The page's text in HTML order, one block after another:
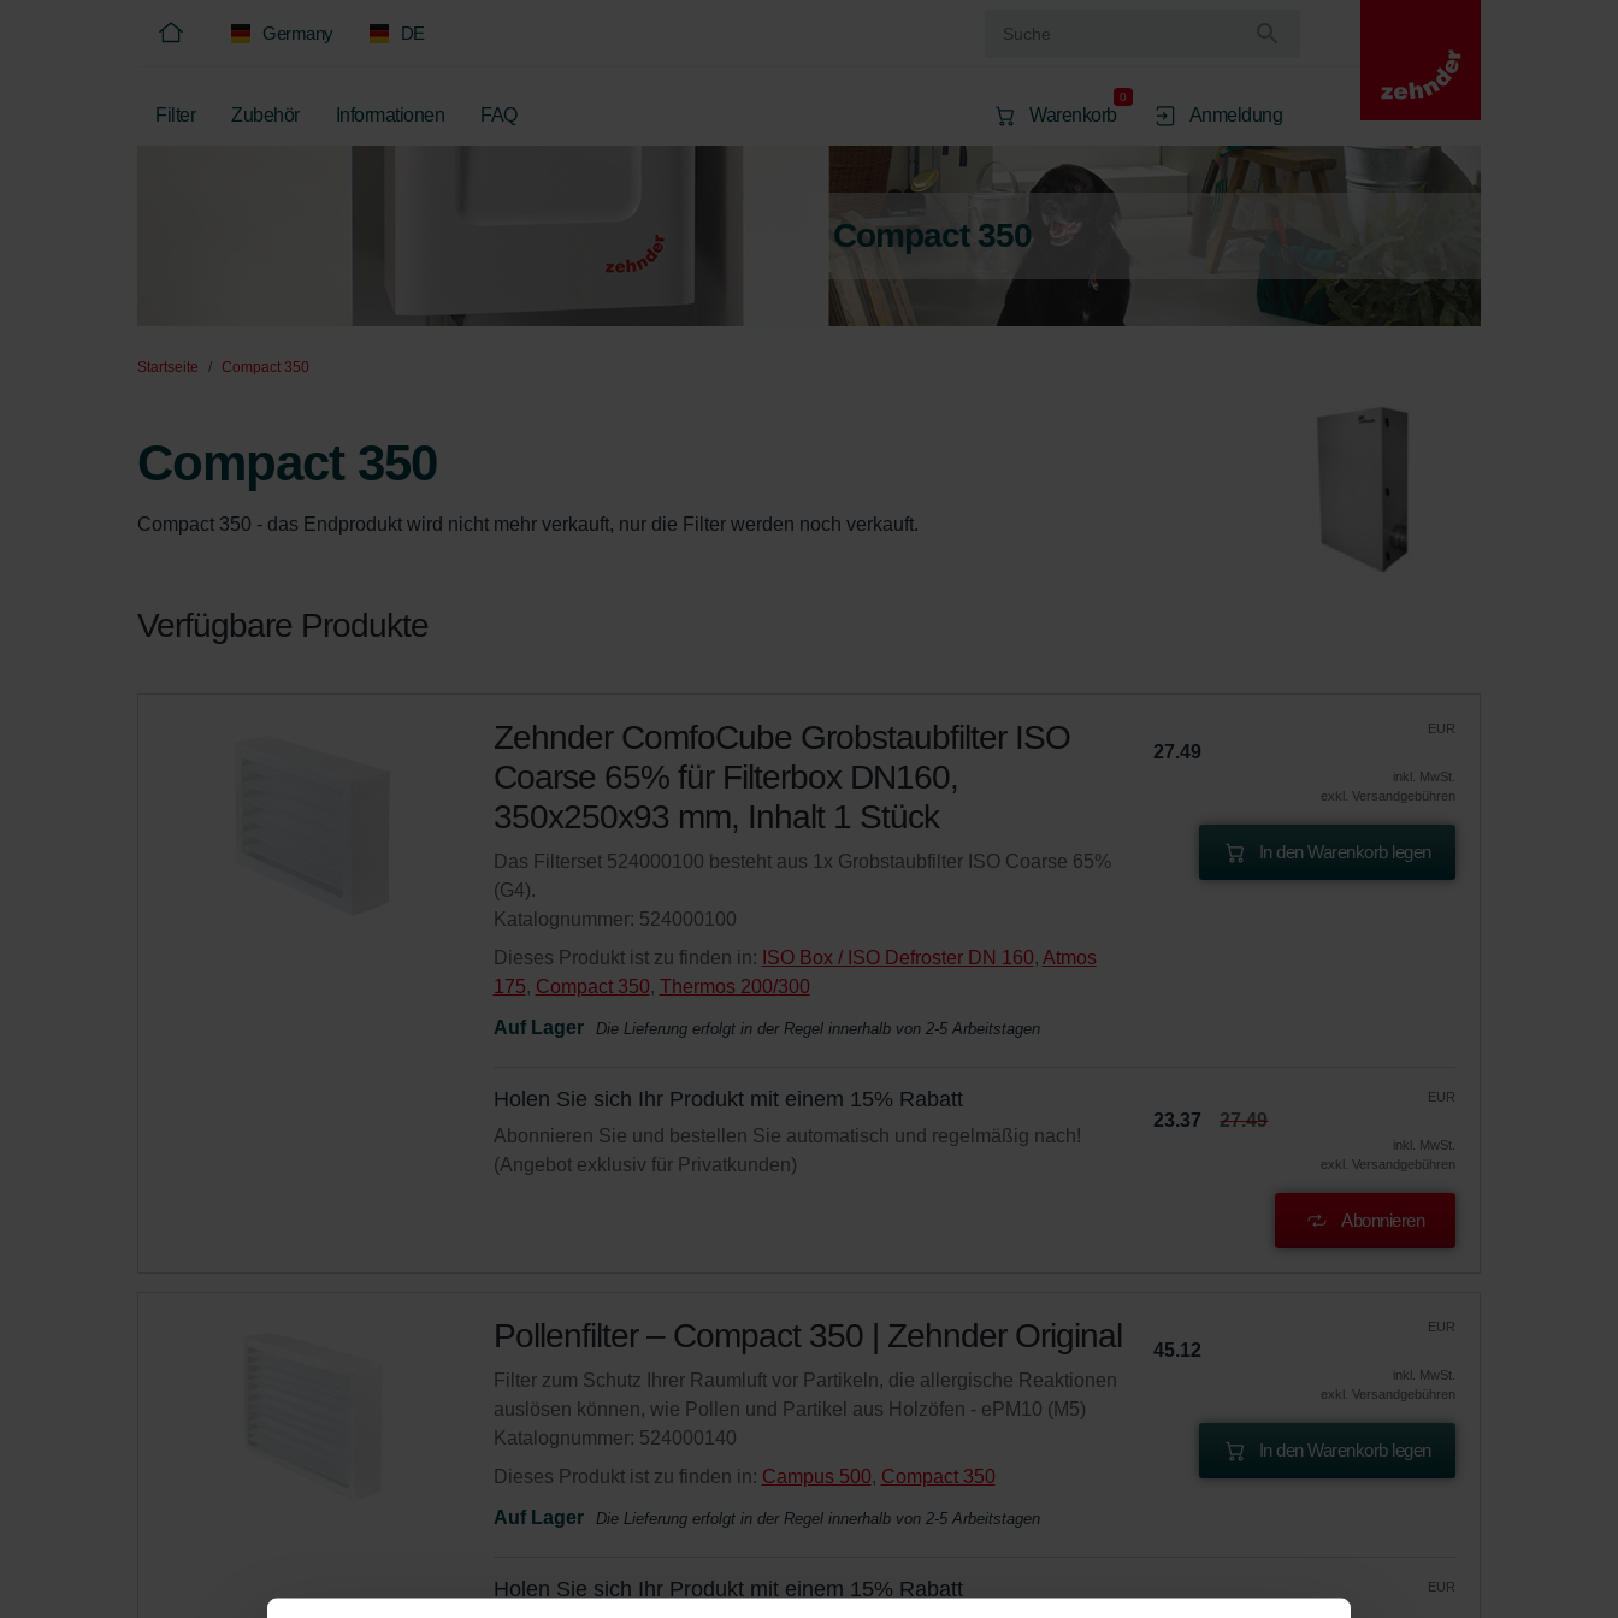
Germany DE
Filter Zubehör Informationen FAQ Warenkorb
0
Anmeldung
Compact 350
Startseite Compact 350
Compact 350
Compact 350 - das Endprodukt wird nicht mehr verkauft, nur die Filter werden noch verkauft.
Verfügbare Produkte
Zehnder ComfoCube Grobstaubfilter ISO
Coarse 65% für Filterbox DN160,
350x250x93 mm, Inhalt 1 Stück
Das Filterset 524000100 besteht aus 1x Grobstaubfilter ISO Coarse 65%
(G4).
Katalognummer: 524000100
Dieses Produkt ist zu finden in: ISO Box / ISO Defroster DN 160, Atmos
175, Compact 350, Thermos 200/300
Auf Lager
Die Lieferung erfolgt in der Regel innerhalb von 2-5 Arbeitstagen
EUR
27.49
inkl. MwSt.
exkl. Versandgebühren
In den Warenkorb legen
Holen Sie sich Ihr Produkt mit einem 15% Rabatt
Abonnieren Sie und bestellen Sie automatisch und regelmäßig nach!
(Angebot exklusiv für Privatkunden)
EUR
23.37 27.49
inkl. MwSt.
exkl. Versandgebühren
Abonnieren
Pollenfilter – Compact 350 | Zehnder Original
Filter zum Schutz Ihrer Raumluft vor Partikeln, die allergische Reaktionen
auslösen können, wie Pollen und Partikel aus Holzöfen - ePM10 (M5)
Katalognummer: 524000140
Dieses Produkt ist zu finden in: Campus 500, Compact 350
Auf Lager
Die Lieferung erfolgt in der Regel innerhalb von 2-5 Arbeitstagen
EUR
45.12
inkl. MwSt.
exkl. Versandgebühren
In den Warenkorb legen
Holen Sie sich Ihr Produkt mit einem 15% Rabatt EUR